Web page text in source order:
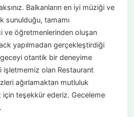
Balkanların en iyi müziği ve
sunulduğu, tamamı
ve öğretmenlerinden oluşan
yapılmadan gerçekleştirdiği
otantik bir deneyime
işletmemiz olan Restaurant
ağırlamaktan mutluluk
için teşekkür ederiz. Geceleme